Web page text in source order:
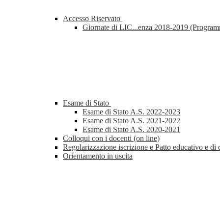
Accesso Riservato
Giornate di LIC...enza 2018-2019
Esame di Stato
Esame di Stato A.S. 2022-2023
Esame di Stato A.S. 2021-2022
Esame di Stato A.S. 2020-2021
Colloqui con i docenti (on line)
Regolarizzazione iscrizione e Patto educativo e di
Orientamento in uscita